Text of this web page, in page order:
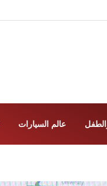
عالم السيارات